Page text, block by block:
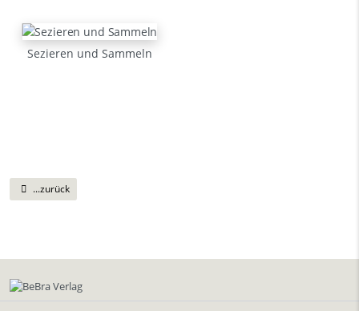
Sezieren und Sammeln
...zurück